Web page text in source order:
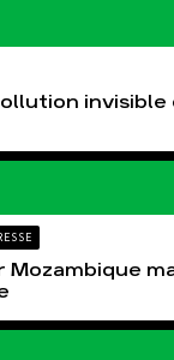
invisible
Mozambique